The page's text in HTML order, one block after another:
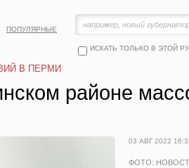
ИСКАТЬ ТОЛЬКО В ЭТОЙ
ПОПУЛЯРНЫЕ
В ПЕРМИ
районе
03 АВГ 2022
ФОТО: